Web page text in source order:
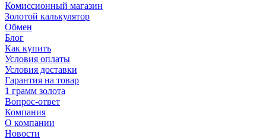
Комиссионный магазин
Золотой калькулятор
Обмен
Блог
Как купить
Условия оплаты
Условия доставки
Гарантия на товар
1 грамм золота
Вопрос-ответ
Компания
О компании
Новости